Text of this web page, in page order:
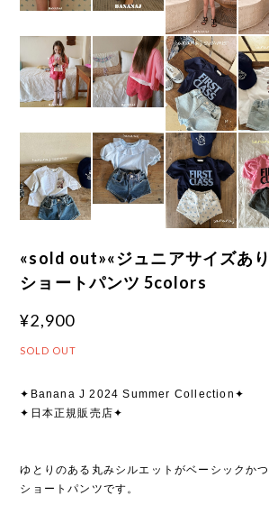
«sold out»«ジュニアサイズあ
ショートパンツ 5colors
¥2,900
SOLD OUT
✦Banana J 2024 Summer Collection✦
✦日本正規販売店✦
ゆとりのある丸みシルエットがベーシックか
ショートパンツです。